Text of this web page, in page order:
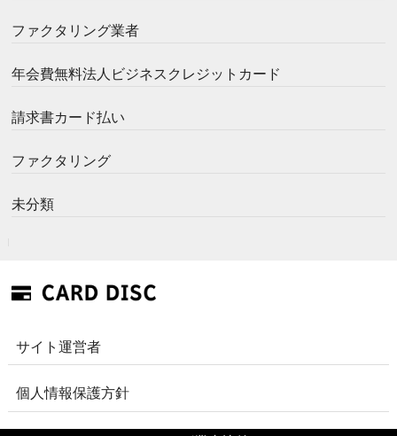
ファクタリング業者
年会費無料法人ビジネスクレジットカード
請求書カード払い
ファクタリング
未分類
サイト運営者
個人情報保護方針